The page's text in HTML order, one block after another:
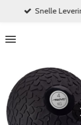
naar
hoofdinhoud
Snelle